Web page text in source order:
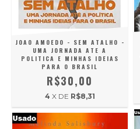
JOAO AMOEDO - SEM ATALHO -
UMA JORNADA ATE A
POLITICA E MINHAS IDEIAS
PARA O BRASIL
R$30,00
4 X DE R$8,31